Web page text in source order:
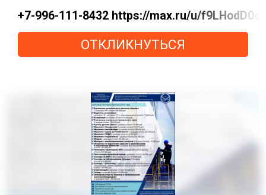
+7-996-111-8432 https://max.ru/u/
ОТКЛИКНУТЬСЯ